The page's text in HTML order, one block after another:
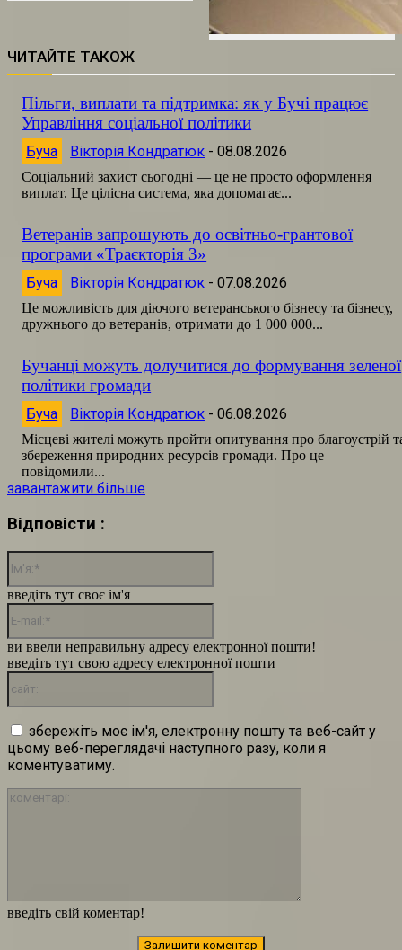
ЧИТАЙТЕ ТАКОЖ
Пільги, виплати та підтримка: як у Бучі працює
Управління соціальної політики
Буча Вікторія Кондратюк - 08.08.2026
Соціальний захист сьогодні — це не просто оформлення
виплат. Це цілісна система, яка допомагає...
Ветеранів запрошують до освітньо-грантової
програми «Траєкторія 3»
Буча Вікторія Кондратюк - 07.08.2026
Це можливість для діючого ветеранського бізнесу та бізнесу,
дружнього до ветеранів, отримати до 1 000 000...
Бучанці можуть долучитися до формування зеленої
політики громади
Буча Вікторія Кондратюк - 06.08.2026
Місцеві жителі можуть пройти опитування про благоустрій
збереження природних ресурсів громади. Про це
повідомили...
завантажити більше
Відповісти :
введіть свій коментар!
введіть тут своє ім'я
ви ввели неправильну адресу електронної пошти!
введіть тут свою адресу електронної пошти
збережіть моє ім'я, електронну пошту та веб-сайт у
цьому веб-переглядачі наступного разу, коли я
коментуватиму.